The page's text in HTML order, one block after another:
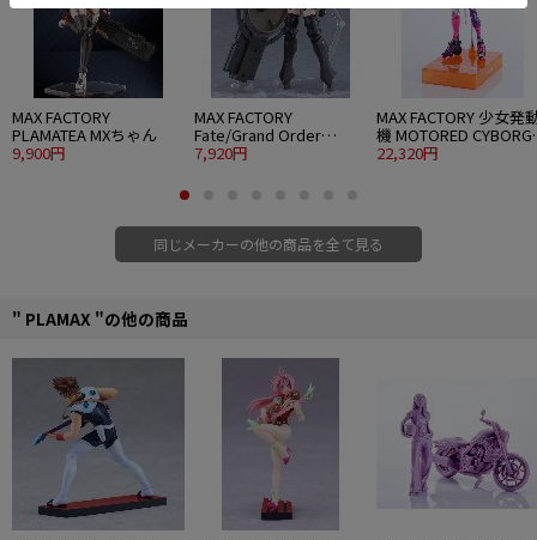
・スナップフィット＋接着によるストレスフリービルドモデル。
・主要関節にはPOM樹脂を使用したラチェット機構を採用し、安定したポージ
ングが楽しめます。
・肩とふくらはぎの特徴的な識別帯は彩色済みパーツをご用意。
・各種マーキングの再現には水転写式デカールを採用。
・「75mmハンドレールガンLPS9型」「迫兵戦用レーザーソード」「迫兵戦用
アサルトナイフ」「スローインボム」「ショルダーボム」「ハイブリッドシー
ルド」に加え、交換用手首と専用台座が付属。
※画像はCGによる完成見本です、実際の商品とは異なる場合がございます。
■組み立て式プラモデル
■1/72スケール
■全高：約245mm
■原型制作：マックスファクトリー可動検討課・相樂ヒナト（マックスファク
トリー）
■CG彩色：牛乳瓶
■設計：TAKE OFF
© 創通・サンライズ
MAX FACTORY
PLAMATEA MXちゃん
9,900円
MAX FACTORY
Fate/Grand Order
PLAMATEA シールダー/
7,920円
MAX FACTORY 少女発
機 MOTORED CYBORG
RUNNER SSX-155c
22,320円
同じメーカーの他の商品を全て見る
" PLAMAX "の他の商品